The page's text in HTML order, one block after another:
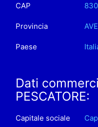
CAP
Provincia
Paese
Dati
PESCATORE:
Capitale sociale